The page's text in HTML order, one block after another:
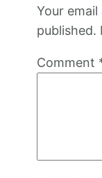
Your
published.
Comment